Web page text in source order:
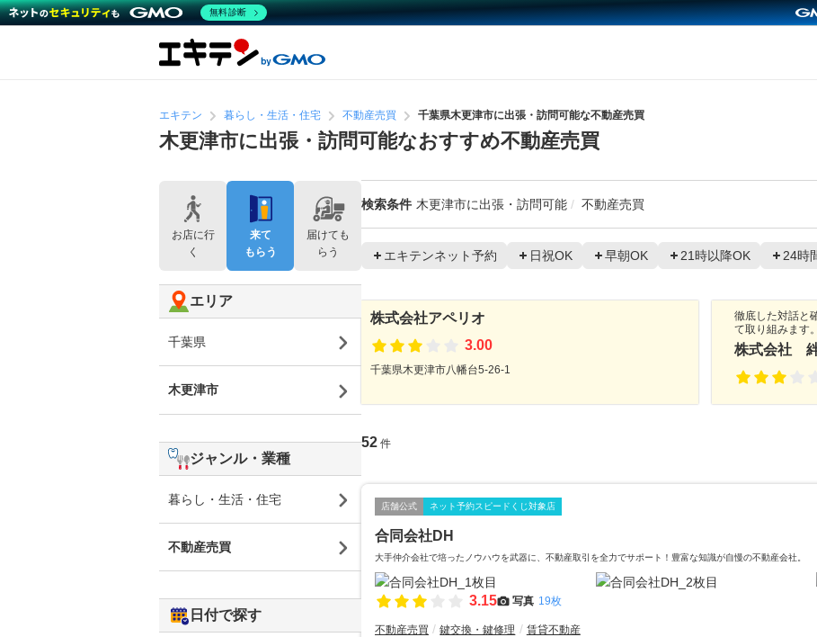
エキテン 暮らし・生活・住宅 不動産売買 千葉県木更津市に出張・訪問可能な不動産売買
木更津市に出張・訪問可能なおすすめ不動産売買
検索条件 木更津市に出張・訪問可能 不動産売買
エキテンネット予約 日祝OK 早朝OK 21時以降OK 24時
株式会社アペリオ
3.00
千葉県木更津市八幡台5-26-1
徹底した対話と
て取り組みます。
株式会社
52 件
店舗公式 ネット予約スピードくじ対象店
合同会社DH
大手仲介会社で培ったノウハウを武器に、不動産取引を全力でサポート！豊富な知識が自慢の不動産会社。
3.15 写真 19枚
不動産売買 鍵交換・鍵修理 賃貸不動産
お店に行
く
来て
もらう
届けても
らう
エリア
千葉県
木更津市
ジャンル・業種
暮らし・生活・住宅
不動産売買
日付で探す
無料診断